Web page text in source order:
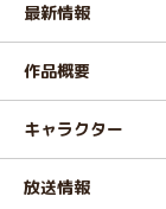
最新情報
作品概要
キャラクター
放送情報